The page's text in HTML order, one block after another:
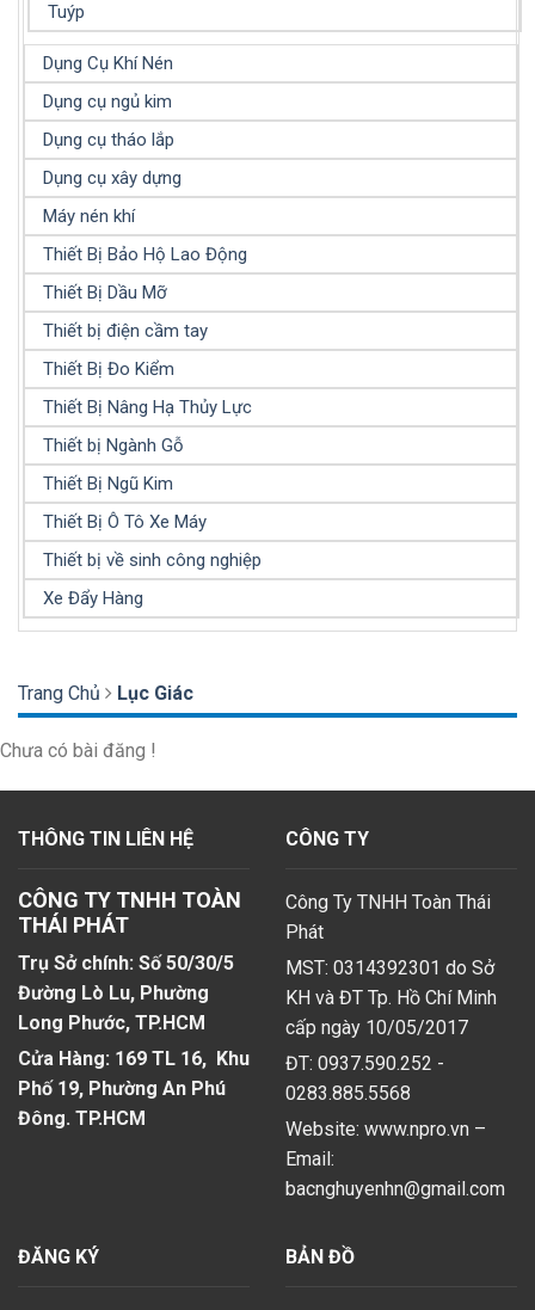
Tuýp
Dụng Cụ Khí Nén
Dụng cụ ngủ kim
Dụng cụ tháo lắp
Dụng cụ xây dựng
Máy nén khí
Thiết Bị Bảo Hộ Lao Động
Thiết Bị Dầu Mỡ
Thiết bị điện cầm tay
Thiết Bị Đo Kiểm
Thiết Bị Nâng Hạ Thủy Lực
Thiết bị Ngành Gỗ
Thiết Bị Ngũ Kim
Thiết Bị Ô Tô Xe Máy
Thiết bị về sinh công nghiệp
Xe Đẩy Hàng
Trang Chủ Lục Giác
Chưa có bài đăng !
THÔNG TIN LIÊN HỆ
CÔNG TY TNHH TOÀN
THÁI PHÁT
Trụ Sở chính: Số 50/30/5
Đường Lò Lu, Phường
Long Phước, TP.HCM
Cửa Hàng: 169 TL 16, Khu
Phố 19, Phường An Phú
Đông. TP.HCM
CÔNG TY
Công Ty TNHH Toàn Thái
Phát
MST: 0314392301 do Sở
KH và ĐT Tp. Hồ Chí Minh
cấp ngày 10/05/2017
ĐT: 0937.590.252 -
0283.885.5568
Website: www.npro.vn –
Email:
bacnghuyenhn@gmail.com
ĐĂNG KÝ BẢN ĐỒ